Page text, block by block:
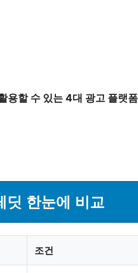
용할 수 있는 4대 광고 플랫
딧 한눈에 비교
조건